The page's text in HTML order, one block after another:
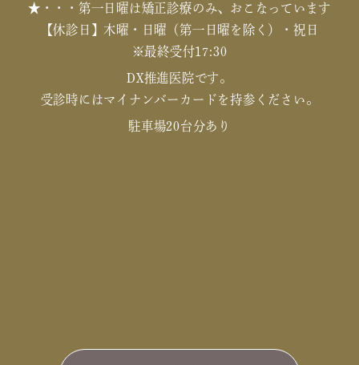
★・・・第一日曜は矯正診療のみ、おこなっています
【休診日】木曜・日曜（第一日曜を除く）・祝日
※最終受付17:30
DX推進医院です。
受診時にはマイナンバーカードを持参ください。
駐車場20台分あり